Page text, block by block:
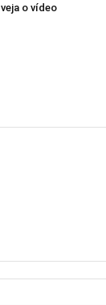
veja o vídeo